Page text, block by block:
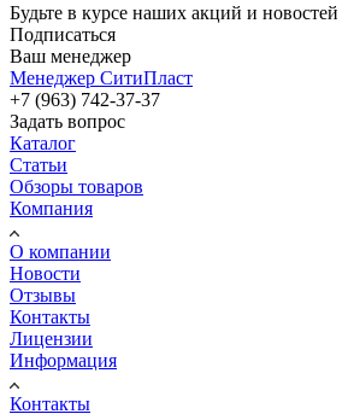
Будьте в курсе наших акций и новостей
Подписаться
Ваш менеджер
Менеджер СитиПласт
+7 (963) 742-37-37
Задать вопрос
Каталог
Статьи
Обзоры товаров
Компания
О компании
Новости
Отзывы
Контакты
Лицензии
Информация
Контакты